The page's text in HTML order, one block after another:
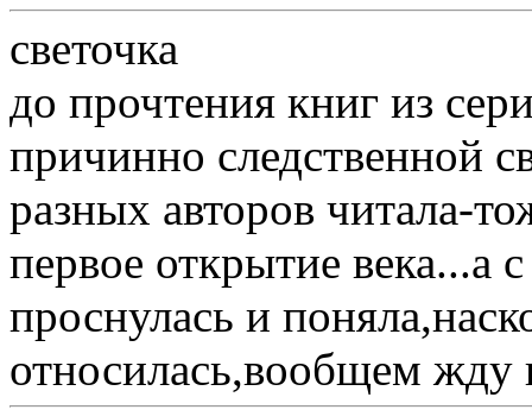
светочка
до прочтения книг из
причинно следственной
разных авторов читала-
первое открытие века...а
проснулась и
относилась,вообщем